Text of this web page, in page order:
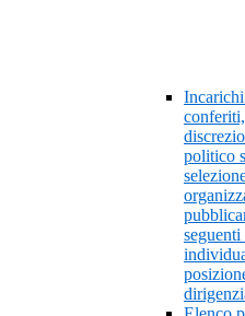
politico